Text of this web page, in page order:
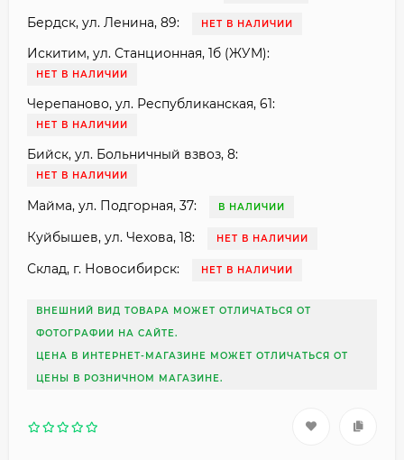
Бердск, ул. Ленина, 89: НЕТ В НАЛИЧИИ
Искитим, ул. Станционная, 1б (ЖУМ):
НЕТ В НАЛИЧИИ
Черепаново, ул. Республиканская, 61:
НЕТ В НАЛИЧИИ
Бийск, ул. Больничный взвоз, 8:
НЕТ В НАЛИЧИИ
Майма, ул. Подгорная, 37: В НАЛИЧИИ
Куйбышев, ул. Чехова, 18: НЕТ В НАЛИЧИИ
Склад, г. Новосибирск: НЕТ В НАЛИЧИИ
ВНЕШНИЙ ВИД ТОВАРА МОЖЕТ ОТЛИЧАТЬСЯ ОТ
ФОТОГРАФИИ НА САЙТЕ.
ЦЕНА В ИНТЕРНЕТ-МАГАЗИНЕ МОЖЕТ ОТЛИЧАТЬСЯ ОТ
ЦЕНЫ В РОЗНИЧНОМ МАГАЗИНЕ.